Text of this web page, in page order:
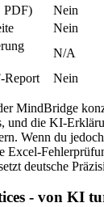
PDF)
Nein
Nein
N/A
Report
Nein
MindBridge
und die KI-
Wenn du
Excel-
deutsche
- von KI